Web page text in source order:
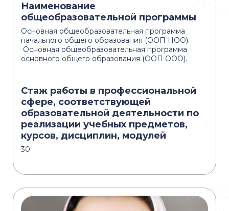
Наименование
общеобразовательной программы
Основная общеобразовательная программа
начального общего образования (ООП НОО).
Основная общеобразовательная программа
основного общего образования (ООП ООО).
Стаж работы в профессиональной
сфере, соответствующей
образовательной деятельности по
реализации учебных предметов,
курсов, дисциплин, модулей
30